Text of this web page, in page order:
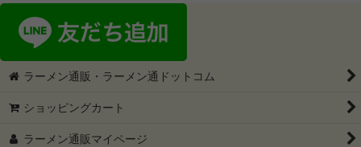
ラーメン通販・ラーメン通ドットコム
ショッピングカート
ラーメン通販マイページ